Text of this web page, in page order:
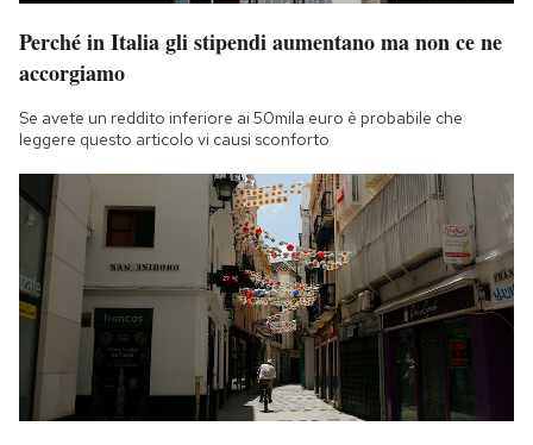
Perché in Italia gli stipendi aumentano ma non ce ne
accorgiamo
Se avete un reddito inferiore ai 50mila euro è probabile che
leggere questo articolo vi causi sconforto